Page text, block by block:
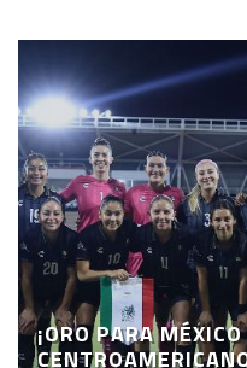
¡ORO PARA